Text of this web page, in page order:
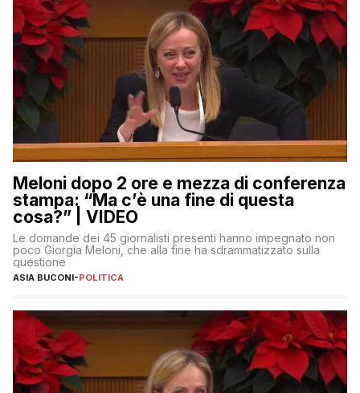
Meloni dopo 2 ore e mezza di conferenza
stampa: “Ma c’è una fine di questa
cosa?” | VIDEO
Le domande dei 45 giornalisti presenti hanno impegnato non
poco Giorgia Meloni, che alla fine ha sdrammatizzato sulla
questione
ASIA BUCONI-POLITICA